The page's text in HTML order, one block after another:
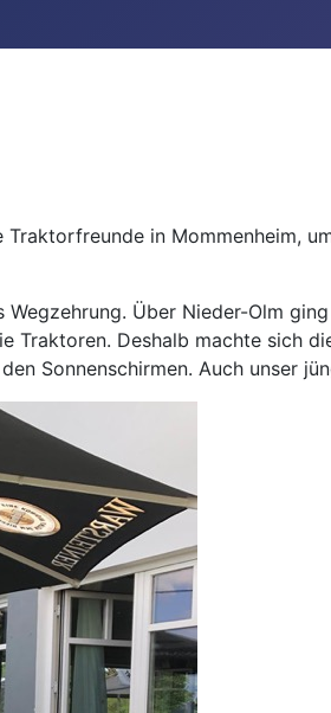
in Mommenheim,
Über Nieder-Olm
Deshalb machte sich
Sonnenschirmen. Auch unser